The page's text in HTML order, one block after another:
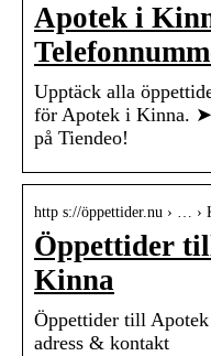
Apotek i
Upptäck alla
för Apotek i Kinna. ➤
på Tiendeo!
http s://öppettider.nu › … ›
Öppettider
Kinna
Öppettider till
adress & kontakt